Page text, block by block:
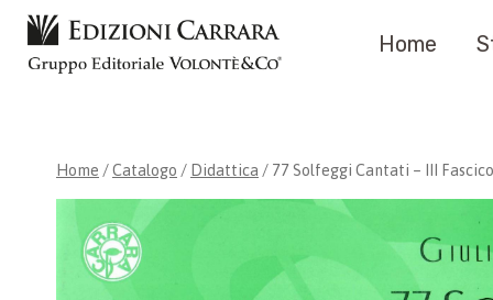
Salta
contenuto
Home
Home /Catalogo / Didattica / 77 Solfeggi Cantati – III